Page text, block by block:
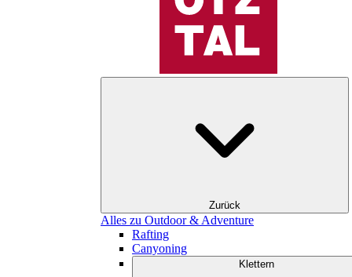
Zurück
Alles zu Outdoor & Adventure
Rafting
Canyoning
Klettern